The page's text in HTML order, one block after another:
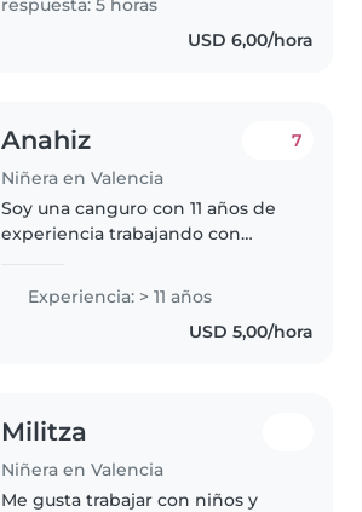
respuesta: 5 horas
USD 6,00/hora
Anahiz
Niñera en Valencia
7
Soy una canguro con 11 años de
experiencia trabajando con
bebés hasta adolescentes. Estoy
titulada en Educación Inicial y
tengo experiencia trabajando..
Experiencia: > 11 años
USD 5,00/hora
Militza
Niñera en Valencia
Me gusta trabajar con niños y